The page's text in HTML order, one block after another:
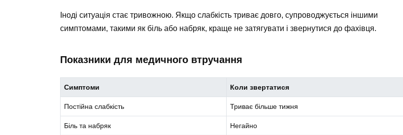
Іноді ситуація стає тривожною. Якщо слабкість триває довго, супроводжується іншими
симптомами, такими як біль або набряк, краще не затягувати і звернутися до фахівця.
Показники для медичного втручання
Симптоми Коли звертатися
Постійна слабкість Триває більше тижня
Біль та набряк Негайно